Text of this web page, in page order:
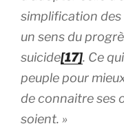
simplification
un sens du
suicide[17]. Ce
peuple pour
de connaitre ses
soient. »